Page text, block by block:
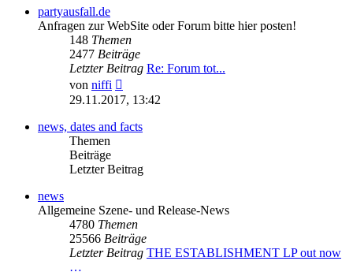
partyausfall.de
Anfragen zur WebSite oder Forum bitte hier posten!
148 Themen
2477 Beiträge
Letzter Beitrag Re: Forum tot...
von niffi
Beitrag
29.11.2017, 13:42
news, dates and facts
Themen
Beiträge
Letzter Beitrag
news
Allgemeine Szene- und Release-News
4780 Themen
25566 Beiträge
Letzter Beitrag THE ESTABLISHMENT LP out now
…